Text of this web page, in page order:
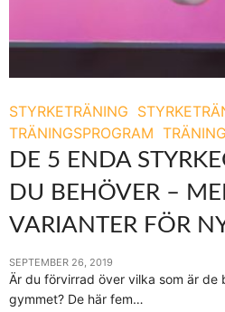
STYRKETRÄNING
TRÄNINGSPROGRAM
DE 5 ENDA
DU BEHÖVER –
VARIANTER FÖR
SEPTEMBER 26, 2019
Är du förvirrad över vilka som är de
gymmet? De här fem…